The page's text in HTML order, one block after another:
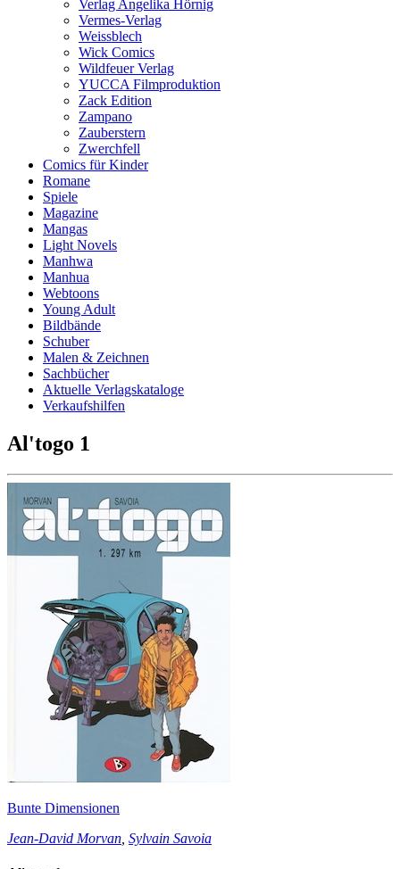
Verlag Angelika Hörnig
Vermes-Verlag
Weissblech
Wick Comics
Wildfeuer Verlag
YUCCA Filmproduktion
Zack Edition
Zampano
Zauberstern
Zwerchfell
Comics für Kinder
Romane
Spiele
Magazine
Mangas
Light Novels
Manhwa
Manhua
Webtoons
Young Adult
Bildbände
Schuber
Malen & Zeichnen
Sachbücher
Aktuelle Verlagskataloge
Verkaufshilfen
Al'togo 1
Bunte Dimensionen
Jean-David Morvan Sylvain Savoia